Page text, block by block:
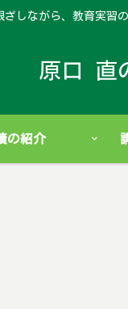
しながら、教育実習
原口 直
の紹介